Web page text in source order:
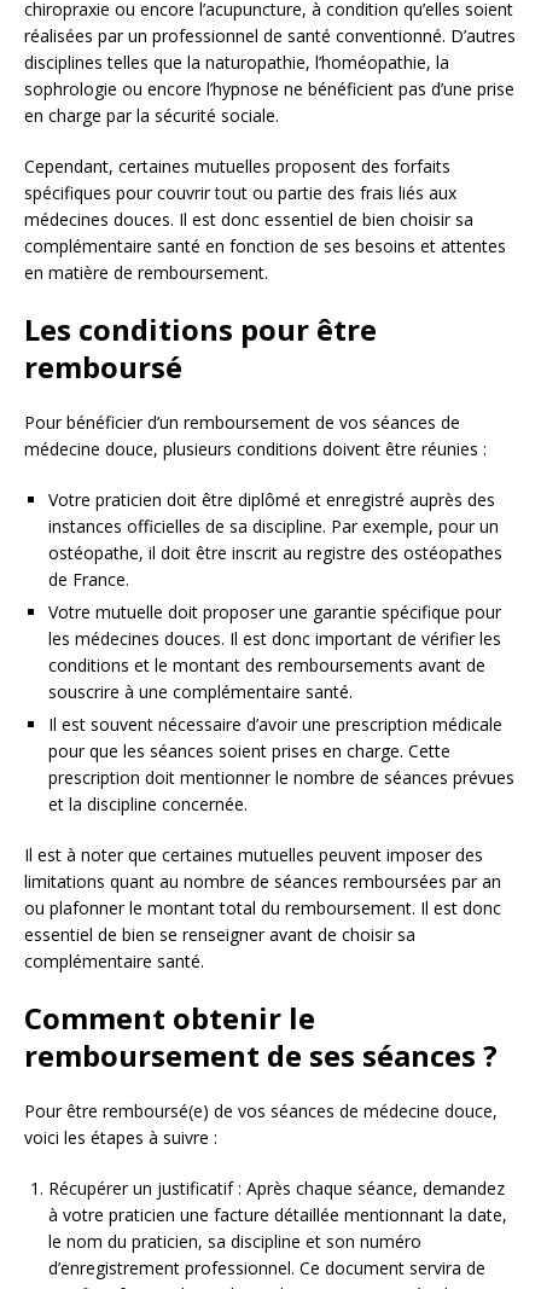
chiropraxie ou encore l’acupuncture, à condition qu’elles soient
réalisées par un professionnel de santé conventionné. D’autres
disciplines telles que la naturopathie, l’homéopathie, la
sophrologie ou encore l’hypnose ne bénéficient pas d’une prise
en charge par la sécurité sociale.
Cependant, certaines mutuelles proposent des forfaits
spécifiques pour couvrir tout ou partie des frais liés aux
médecines douces. Il est donc essentiel de bien choisir sa
complémentaire santé en fonction de ses besoins et attentes
en matière de remboursement.
Les conditions pour être
remboursé
Pour bénéficier d’un remboursement de vos séances de
médecine douce, plusieurs conditions doivent être réunies :
Votre praticien doit être diplômé et enregistré auprès des
instances officielles de sa discipline. Par exemple, pour un
ostéopathe, il doit être inscrit au registre des ostéopathes
de France.
Votre mutuelle doit proposer une garantie spécifique pour
les médecines douces. Il est donc important de vérifier les
conditions et le montant des remboursements avant de
souscrire à une complémentaire santé.
Il est souvent nécessaire d’avoir une prescription médicale
pour que les séances soient prises en charge. Cette
prescription doit mentionner le nombre de séances prévues
et la discipline concernée.
Il est à noter que certaines mutuelles peuvent imposer des
limitations quant au nombre de séances remboursées par an
ou plafonner le montant total du remboursement. Il est donc
essentiel de bien se renseigner avant de choisir sa
complémentaire santé.
Comment obtenir le
remboursement de ses séances ?
Pour être remboursé(e) de vos séances de médecine douce,
voici les étapes à suivre :
Récupérer un justificatif : Après chaque séance, demandez
à votre praticien une facture détaillée mentionnant la date,
le nom du praticien, sa discipline et son numéro
d’enregistrement professionnel. Ce document servira de